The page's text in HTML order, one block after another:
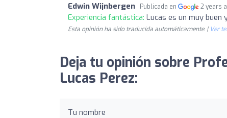
Edwin Wijnbergen Publicada en 2 years
Experiencia fantástica: Lucas es un muy buen
Esta opinión ha sido traducida automáticamente. | Ver
Deja tu opinión sobre
Lucas Perez:
Tu nombre